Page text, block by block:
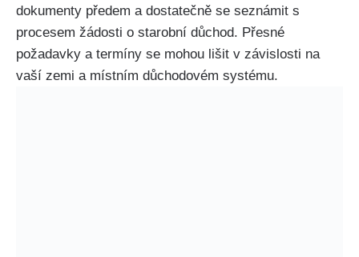
dokumenty předem a dostatečně se seznámit s
procesem žádosti o starobní důchod. Přesné
požadavky a termíny se mohou lišit v závislosti na
vaší zemi a místním důchodovém systému.